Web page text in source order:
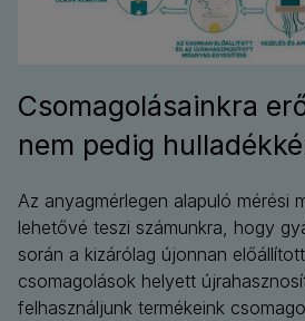
Csomagolásainkra
nem pedig
Az anyagmérlegen alapuló mérési
lehetővé teszi számunkra, hogy
során a kizárólag újonnan
csomagolások helyett
felhasználjunk termékeink